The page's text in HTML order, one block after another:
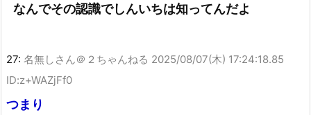
なんでその認識でしんいちは知ってんだよ
27: 名無しさん＠２ちゃんねる 2025/08/07(木) 17:24:18.85
ID:z+WAZjFf0
つまり